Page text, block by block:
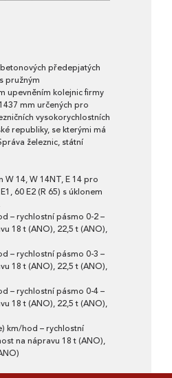
předepjatých
pružným
upevněním kolejnic firmy
mm určených pro
vysokorychlostních
republiky, se kterými má
železnic, státní
W 14, W 14NT, E 14 pro
60 E2 (R 65) s úklonem
– rychlostní pásmo 0-2 –
18 t (ANO), 22,5 t (ANO),
– rychlostní pásmo 0-3 –
18 t (ANO), 22,5 t (ANO),
– rychlostní pásmo 0-4 –
18 t (ANO), 22,5 t (ANO),
km/hod – rychlostní
na nápravu 18 t (ANO),